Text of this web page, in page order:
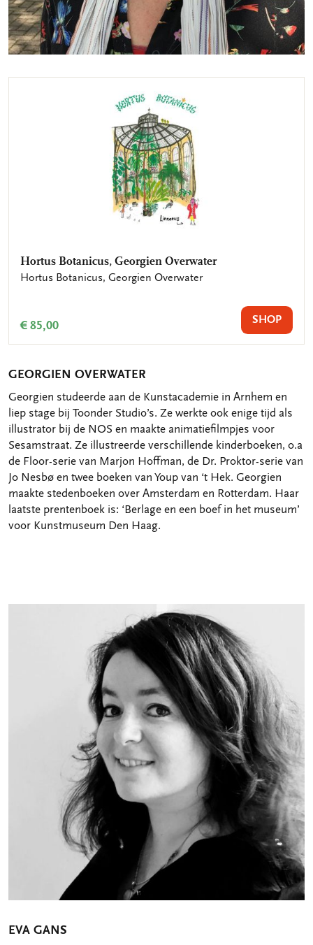
Hortus Botanicus, Georgien Overwater
Hortus Botanicus, Georgien Overwater
€ 85,00 SHOP
GEORGIEN OVERWATER
Georgien studeerde aan de Kunstacademie in Arnhem en
liep stage bij Toonder Studio’s. Ze werkte ook enige tijd als
illustrator bij de NOS en maakte animatiefilmpjes voor
Sesamstraat. Ze illustreerde verschillende kinderboeken, o.a
de Floor-serie van Marjon Hoffman, de Dr. Proktor-serie van
Jo Nesbø en twee boeken van Youp van ‘t Hek. Georgien
maakte stedenboeken over Amsterdam en Rotterdam. Haar
laatste prentenboek is: ‘Berlage en een boef in het museum’
voor Kunstmuseum Den Haag.
EVA GANS